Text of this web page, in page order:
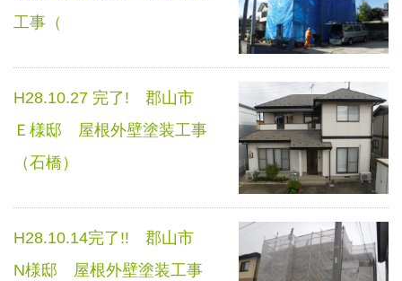
工事（
H28.10.27 完了! 郡山市
Ｅ様邸 屋根外壁塗装工事
（石橋）
H28.10.14完了!! 郡山市
N様邸 屋根外壁塗装工事